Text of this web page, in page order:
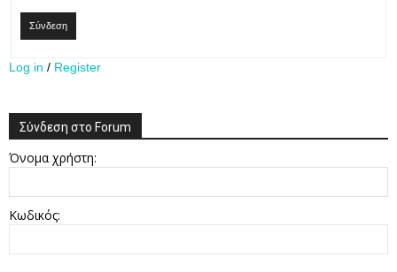
Σύνδεση
Log in / Register
Σύνδεση στο Forum
Όνομα χρήστη:
Κωδικός: